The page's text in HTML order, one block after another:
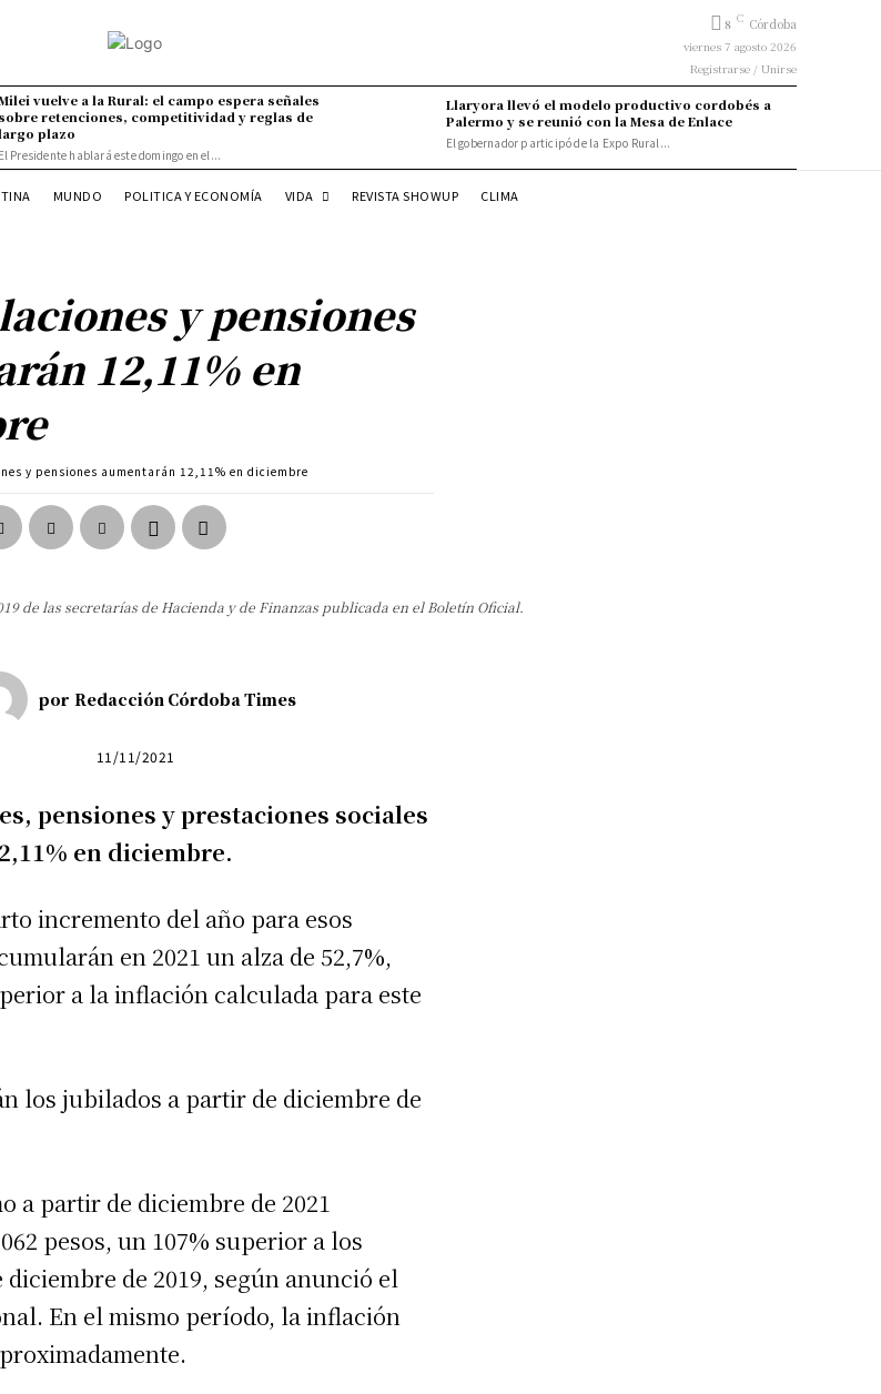
8 C Córdoba
viernes 7 agosto 2026
Registrarse / Unirse
vuelve a la Rural: el campo espera señales
sobre retenciones, competitividad y reglas de
plazo
El Presidente hablará este domingo en el...
Llaryora llevó el modelo productivo cordobés a
Palermo y se reunió con la Mesa de Enlace
El gobernador participó de la Expo Rural...
MUNDO POLITICA Y ECONOMÍA VIDA REVISTA SHOWUP CLIMA
y pensiones
12,11% en
y pensiones aumentarán 12,11% en diciembre
de las secretarías de Hacienda y de Finanzas publicada en el Boletín Oficial.
por Redacción Córdoba Times
11/11/2021
pensiones y prestaciones sociales
en diciembre.
incremento del año para esos
en 2021 un alza de 52,7%,
a la inflación calculada para este
los jubilados a partir de diciembre de
a partir de diciembre de 2021
pesos, un 107% superior a los
diciembre de 2019, según anunció el
En el mismo período, la inflación